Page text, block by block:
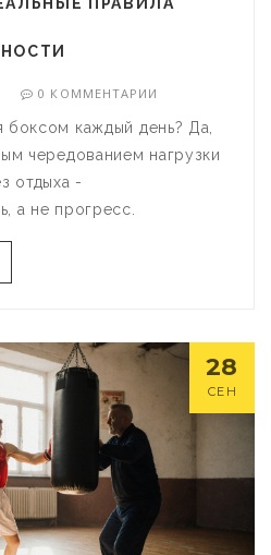
0 КОММЕНТАРИИ
боксом каждый день? Да,
чередованием нагрузки
отдыха -
а не прогресс.
28
СЕН